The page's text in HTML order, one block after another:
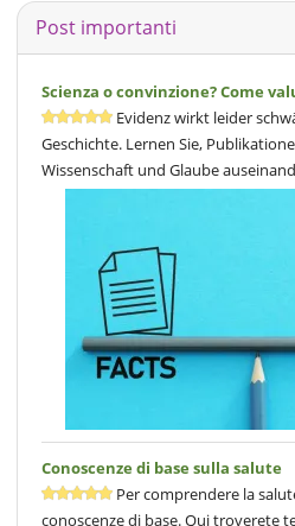
Post importanti
Scienza o convinzione? Come
Evidenz wirkt leider
Geschichte. Lernen Sie,
Wissenschaft und Glaube
Conoscenze di base sulla salute
Per comprendere la
conoscenze di base. Qui troverete